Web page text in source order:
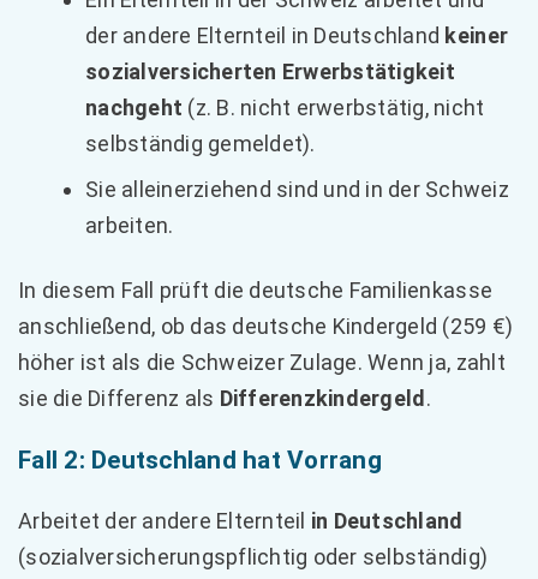
der andere Elternteil in Deutschland keiner
sozialversicherten Erwerbstätigkeit
nachgeht (z. B. nicht erwerbstätig, nicht
selbständig gemeldet).
Sie alleinerziehend sind und in der Schweiz
arbeiten.
In diesem Fall prüft die deutsche Familienkasse
anschließend, ob das deutsche Kindergeld (259 €)
höher ist als die Schweizer Zulage. Wenn ja, zahlt
sie die Differenz als Differenzkindergeld .
Fall 2: Deutschland hat Vorrang
Arbeitet der andere Elternteil in Deutschland
(sozialversicherungspflichtig oder selbständig)